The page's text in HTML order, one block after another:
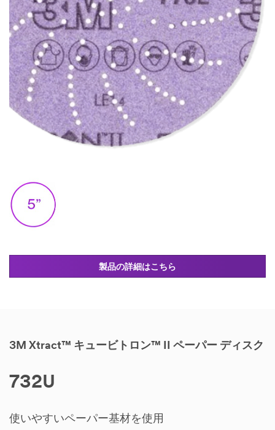
製品の詳細はこちら
3M Xtract™ キュービトロン™ II ペーパー ディスク
732U
使いやすいペーパー基材を使用